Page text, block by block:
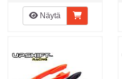
Näytä